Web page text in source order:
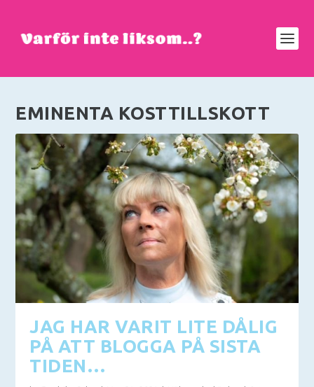
EMINENTA KOSTTILLSKOTT
JAG HAR VARIT LITE DÅLIG
PÅ ATT BLOGGA PÅ SISTA
TIDEN…